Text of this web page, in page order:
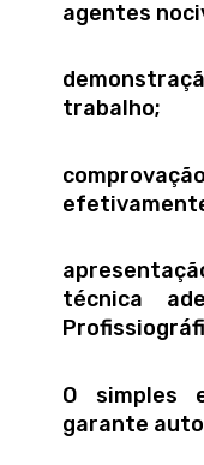
agentes
trabalho;
técnica
O simples
garante